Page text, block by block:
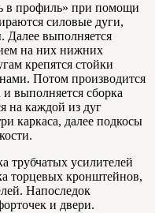
в профиль» при помощи
силовые дуги,
Далее выполняется
на них нижних
крепятся стойки
Потом производится
и выполняется сборка
на каждой из дуг
каркаса, далее подкосы
трубчатых усилителей
торцевых кронштейнов,
Напоследок
и двери.